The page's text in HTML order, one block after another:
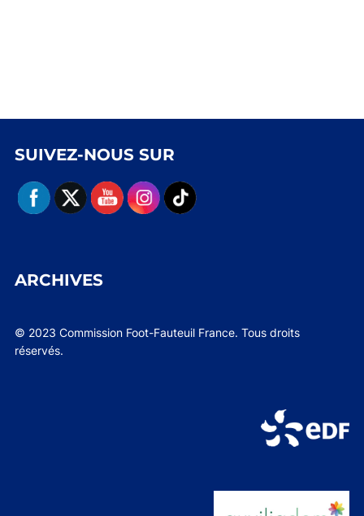
SUIVEZ-NOUS SUR
ARCHIVES
© 2023 Commission Foot-Fauteuil France. Tous droits
réservés.